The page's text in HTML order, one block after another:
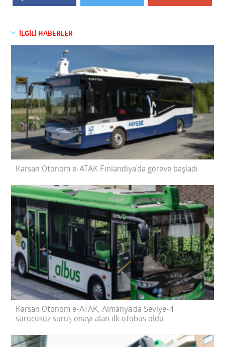
İLGİLİ HABERLER
Karsan Otonom e-ATAK Finlandiya’da göreve başladı
Karsan Otonom e-ATAK, Almanya’da Seviye-4
sürücüsüz sürüş onayı alan ilk otobüs oldu